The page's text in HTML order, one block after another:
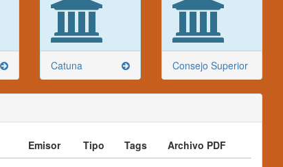
Catuna Consejo Superior
Emisor Tipo Tags Archivo PDF